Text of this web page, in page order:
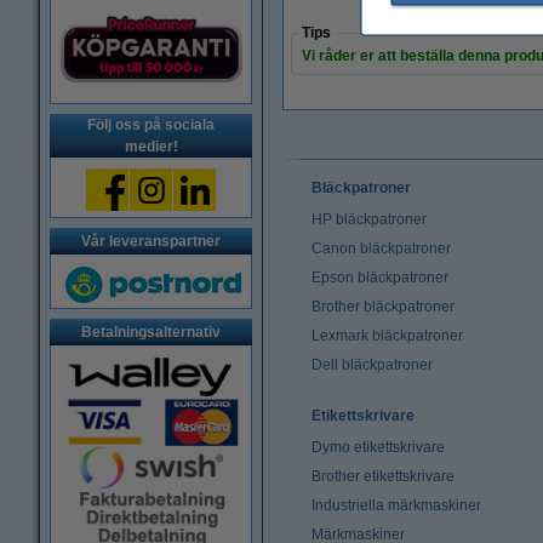
Följ oss på sociala
medier!
Vår leveranspartner
Betalningsalternativ
Tips
Vi råder er att beställa denna
Bläckpatroner
HP bläckpatroner
Canon bläckpatroner
Epson bläckpatroner
Brother bläckpatroner
Lexmark bläckpatroner
Dell bläckpatroner
Etikettskrivare
Dymo etikettskrivare
Brother etikettskrivare
Industriella märkmaskiner
Märkmaskiner